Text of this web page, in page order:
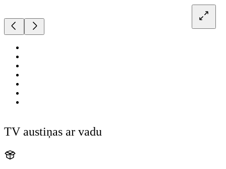
TV austiņas ar vadu